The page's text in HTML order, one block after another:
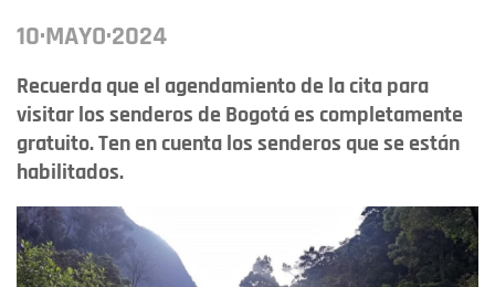
10·MAYO·2024
Recuerda que el agendamiento de la cita para
visitar los senderos de Bogotá es completamente
gratuito. Ten en cuenta los senderos que se están
habilitados.